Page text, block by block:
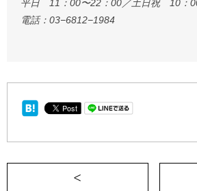
平日 11：00〜22：00／土日祝 10：
電話：03−6812−1984
＜ 僕らは“